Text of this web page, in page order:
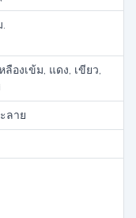
ลืองเข้ม, แดง, เขียว,
ลาย